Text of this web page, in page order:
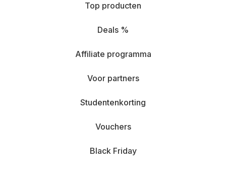
Top producten
Deals %
Affiliate programma
Voor partners
Studentenkorting
Vouchers
Black Friday